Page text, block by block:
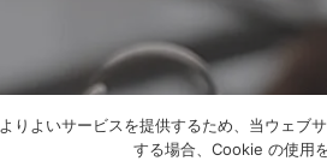
よりよいサービスを提供するため、当ウェブ
する場合、Cookie の使用